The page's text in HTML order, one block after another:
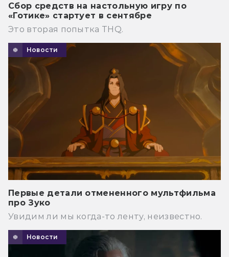
Сбор средств на настольную игру по
«Готике» стартует в сентябре
Это вторая попытка THQ.
Новости
Первые детали отмененного мультфильма
про Зуко
Увидим ли мы когда-то ленту, неизвестно.
Новости